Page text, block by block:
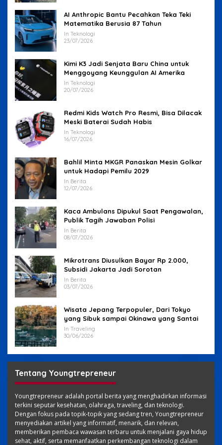
AI Anthropic Bantu Pecahkan Teka Teki
Matematika Berusia 87 Tahun
In Teknologi
23/07/2026
Kimi K3 Jadi Senjata Baru China untuk
Menggoyang Keunggulan AI Amerika
In Teknologi
20/07/2026
Redmi Kids Watch Pro Resmi, Bisa Dilacak
Meski Baterai Sudah Habis
In Teknologi
16/07/2026
Bahlil Minta MKGR Panaskan Mesin Golkar
untuk Hadapi Pemilu 2029
In Berita
12/07/2026
Kaca Ambulans Dipukul Saat Pengawalan,
Publik Tagih Jawaban Polisi
In Berita
08/07/2026
Mikrotrans Diusulkan Bayar Rp 2.000,
Subsidi Jakarta Jadi Sorotan
In Berita
03/07/2026
Wisata Jepang Terpopuler, Dari Tokyo
yang Sibuk sampai Okinawa yang Santai
In Traveling
30/06/2026
Tentang Youngtrepreneur
Youngtrepreneur adalah portal berita yang menghadirkan informasi
terkini seputar kesehatan, olahraga, traveling, dan teknologi.
Dengan fokus pada topik-topik yang sedang tren, Youngtrepreneur
menyediakan artikel yang informatif, menarik, dan relevan,
memberikan pembaca wawasan terbaru untuk menjalani gaya hidup
sehat, aktif, serta memanfaatkan perkembangan teknologi dalam